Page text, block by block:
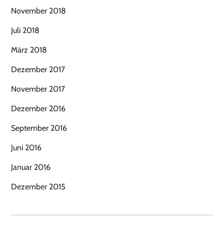
November 2018
Juli 2018
März 2018
Dezember 2017
November 2017
Dezember 2016
September 2016
Juni 2016
Januar 2016
Dezember 2015